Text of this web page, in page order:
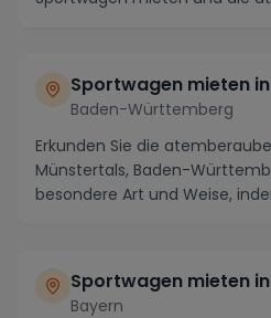
Sportwagen mieten
Baden-Württemberg
Erkunden Sie die
Münstertals, Baden-
besondere Art und Weise,
Sportwagen mieten
Bayern